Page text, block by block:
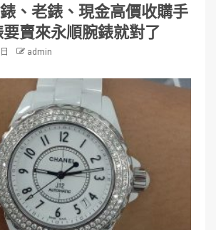
、老錶、現金高價收購手
賣來永順腕錶就對了
admin